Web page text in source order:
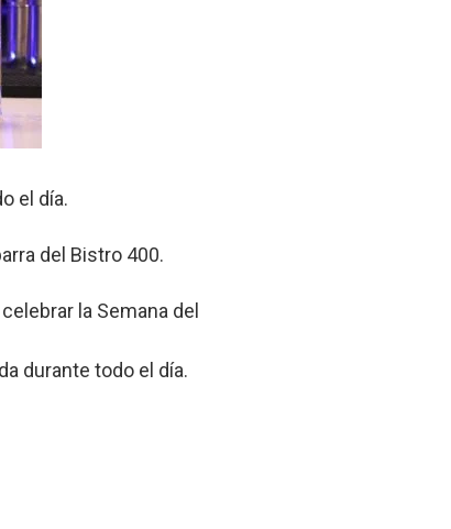
el día.
del Bistro 400.
la Semana del
durante todo el día.